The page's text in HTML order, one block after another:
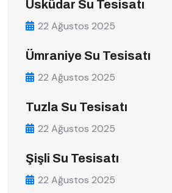
Üsküdar Su Tesisatı
22 Ağustos 2025
Ümraniye Su Tesisatı
22 Ağustos 2025
Tuzla Su Tesisatı
22 Ağustos 2025
Şişli Su Tesisatı
22 Ağustos 2025